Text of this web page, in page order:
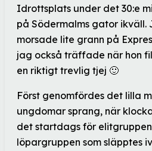
Idrottsplats under det 30:e
på Södermalms gator ikväll.
morsade lite grann på
jag också träffade när hon
en riktigt trevlig tjej 🙂
Först genomfördes det lilla
ungdomar sprang, när
det startdags för
löpargruppen som släpptes